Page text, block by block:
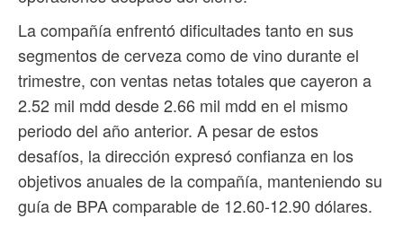
La compañía enfrentó dificultades tanto en sus
segmentos de cerveza como de vino durante el
trimestre, con ventas netas totales que cayeron a
2.52 mil mdd desde 2.66 mil mdd en el mismo
periodo del año anterior. A pesar de estos
desafíos, la dirección expresó confianza en los
objetivos anuales de la compañía, manteniendo su
guía de BPA comparable de 12.60-12.90 dólares.